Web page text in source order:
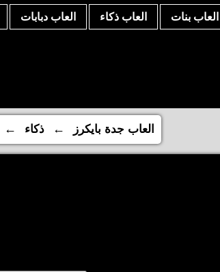
العاب بنات العاب ذكاء العاب دبابات
العاب جدة بايكرز ← ذكاء ←